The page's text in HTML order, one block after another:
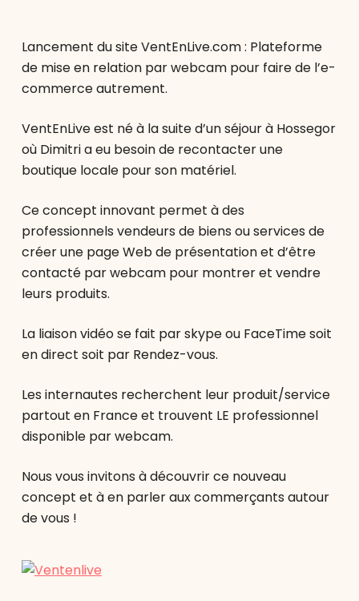
Lancement du site VentEnLive.com : Plateforme
de mise en relation par webcam pour faire de l’e-
commerce autrement.
VentEnLive est né à la suite d’un séjour à Hossegor
où Dimitri a eu besoin de recontacter une
boutique locale pour son matériel.
Ce concept innovant permet à des
professionnels vendeurs de biens ou services de
créer une page Web de présentation et d’être
contacté par webcam pour montrer et vendre
leurs produits.
La liaison vidéo se fait par skype ou FaceTime soit
en direct soit par Rendez-vous.
Les internautes recherchent leur produit/service
partout en France et trouvent LE professionnel
disponible par webcam.
Nous vous invitons à découvrir ce nouveau
concept et à en parler aux commerçants autour
de vous !